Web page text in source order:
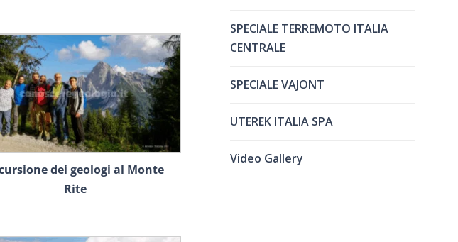
dei geologi al Monte
Rite
SPECIALE TERREMOTO ITALIA
CENTRALE
SPECIALE VAJONT
UTEREK ITALIA SPA
Video Gallery